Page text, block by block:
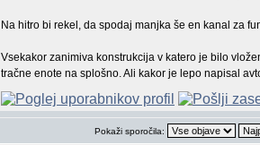
Na hitro bi rekel, da spodaj manjka še en kanal za
Vsekakor zanimiva konstrukcija v katero je bilo
tračne enote na splošno. Ali kakor je lepo napisal
Pokaži sporočila: